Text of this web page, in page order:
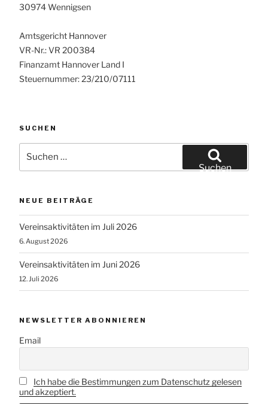
30974 Wennigsen
Amtsgericht Hannover
VR-Nr.: VR 200384
Finanzamt Hannover Land I
Steuernummer: 23/210/07111
SUCHEN
nach:
Suchen
NEUE BEITRÄGE
Vereinsaktivitäten im Juli 2026
6. August 2026
Vereinsaktivitäten im Juni 2026
12. Juli 2026
NEWSLETTER ABONNIEREN
Email
Ich habe die Bestimmungen zum Datenschutz gelesen
und akzeptiert.